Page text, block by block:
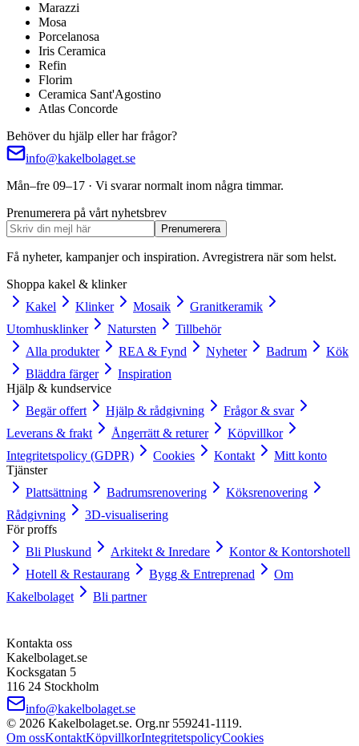
Marazzi
Mosa
Porcelanosa
Iris Ceramica
Refin
Florim
Ceramica Sant'Agostino
Atlas Concorde
Behöver du hjälp eller har frågor?
info@kakelbolaget.se
Mån–fre 09–17 · Vi svarar normalt inom några timmar.
Prenumerera på vårt nyhetsbrev
Prenumerera
Få nyheter, kampanjer och inspiration. Avregistrera när som helst.
Shoppa kakel & klinker
Kakel
Klinker Mosaik
Granitkeramik
Utomhusklinker
Natursten
Tillbehör
Alla produkter
REA & Fynd Nyheter Badrum
Kök
Bläddra färger
Inspiration
Hjälp & kundservice
Begär offert
Hjälp & rådgivning
Frågor & svar
Leverans & frakt
Ångerrätt & returer
Köpvillkor
Integritetspolicy (GDPR)
Cookies Kontakt
Mitt konto
Tjänster
Plattsättning
Badrumsrenovering
Köksrenovering
Rådgivning
3D-visualisering
För proffs
Bli Pluskund
Arkitekt & Inredare
Kontor & Kontorshotell
Hotell & Restaurang
Bygg & Entreprenad
Om
Kakelbolaget
Bli partner
Kontakta oss
Kakelbolaget.se
Kocksgatan 5
116 24 Stockholm
info@kakelbolaget.se
© 2026 Kakelbolaget.se. Org.nr 559241‑1119.
Om ossKontaktKöpvillkorIntegritetspolicyCookies